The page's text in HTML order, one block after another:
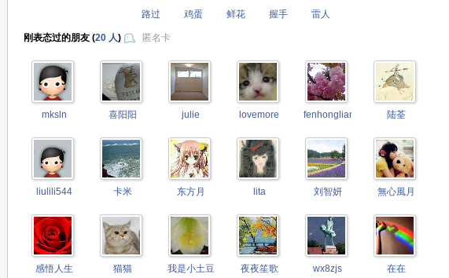
路过 鸡蛋 鲜花 握手 雷人
刚表态过的朋友 (20 人) 匿名卡
mksln 喜阳阳 julie lovemore fenhonglian 陆荃
liulili544 卡米 东方月 lita 刘智妍 無心風月
感悟人生 猫猫 我是小土豆 夜夜笙歌 wx8zjs 在在